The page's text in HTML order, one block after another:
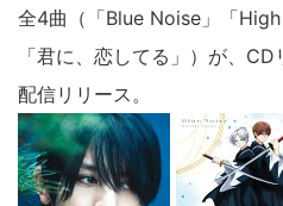
全4曲（「Blue Noise」「
「君に、恋してる」）が、
配信リリース。